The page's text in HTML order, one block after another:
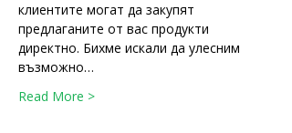
клиентите могат да закупят
предлаганите от вас продукти
директно. Бихме искали да улесним
възможно…
Read More >